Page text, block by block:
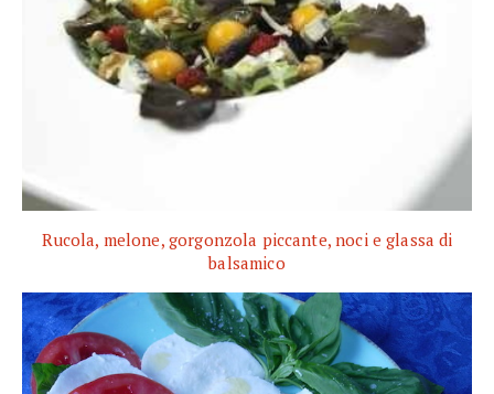
Rucola, melone, gorgonzola piccante, noci e glassa di
balsamico